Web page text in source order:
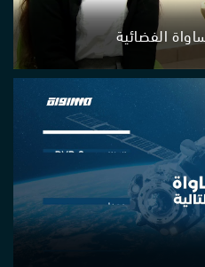
الفضائية